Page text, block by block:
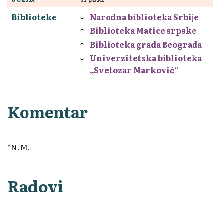
Biblioteke
Narodna biblioteka Srbije
Biblioteka Matice srpske
Biblioteka grada Beograda
Univerzitetska biblioteka
„Svetozar Marković“
Komentar
*N.M.
Radovi